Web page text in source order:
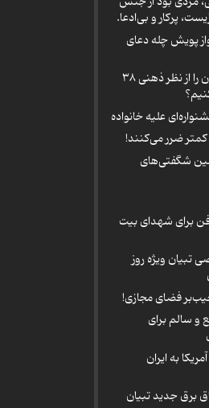
پرکار و بی‌ادعا.
پویش چله دعای
چطور خودمان را از نظر ذهنی ۳۸
کمتر ضرر می‌کنند!
شگفتی‌های
برای شهدای بیت
تبیان ویژه روز
فضای مجازی!
و سالم برای
به ایران
برق جدید تبیان